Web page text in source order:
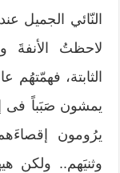
النّائي الجميل
لاحظتُ الأنفةَ
الثابتة،
يمشون صَبَباً فى
يرُومون
وثنيَهم.. ولكن